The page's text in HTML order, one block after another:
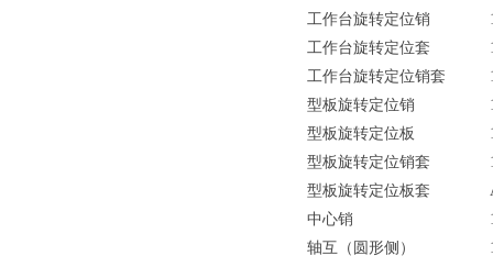
工作台旋转定位销
工作台旋转定位套
工作台旋转定位销套
型板旋转定位销
型板旋转定位板
型板旋转定位销套
型板旋转定位板套
中心销
轴互（圆形侧）